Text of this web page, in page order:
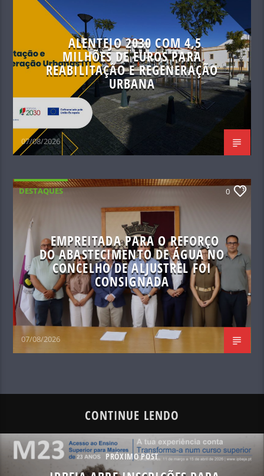
ALENTEJO 2030 COM 4,5
MILHÕES DE EUROS PARA
REABILITAÇÃO E REGENERAÇÃO
URBANA
07/08/2026
DESTAQUES 0
EMPREITADA PARA O REFORÇO
DO ABASTECIMENTO DE ÁGUA NO
CONCELHO DE ALJUSTREL FOI
CONSIGNADA
07/08/2026
CONTINUE LENDO
PRÓXIMO POST